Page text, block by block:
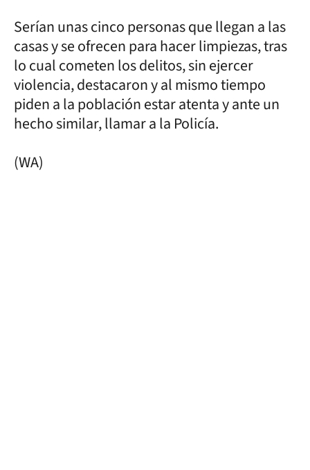
Serían unas cinco personas que llegan a las
casas y se ofrecen para hacer limpiezas, tras
lo cual cometen los delitos, sin ejercer
violencia, destacaron y al mismo tiempo
piden a la población estar atenta y ante un
hecho similar, llamar a la Policía.
(WA)